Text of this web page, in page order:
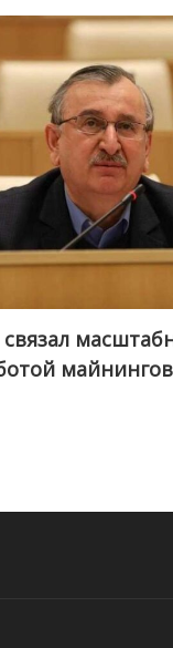
связал